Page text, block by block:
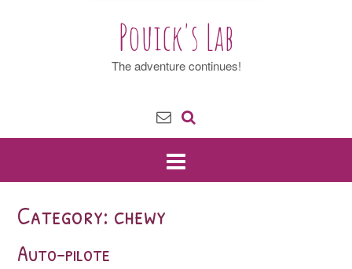
Pouick's Lab
The adventure continues!
Category: chewy
Auto-pilote